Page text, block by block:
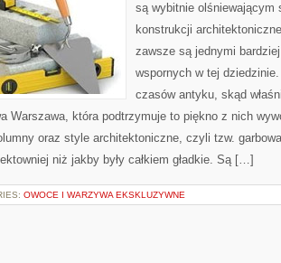
są wybitnie olśniewającym
konstrukcji
zawsze są jednymi
wspornych w tej
czasów antyku, skąd
Warszawa, która podtrzymuje to piękno z nich
oraz style architektoniczne, czyli tzw.
niż jakby były całkiem gładkie. Są […]
OWOCE I WARZYWA EKSKLUZYWNE